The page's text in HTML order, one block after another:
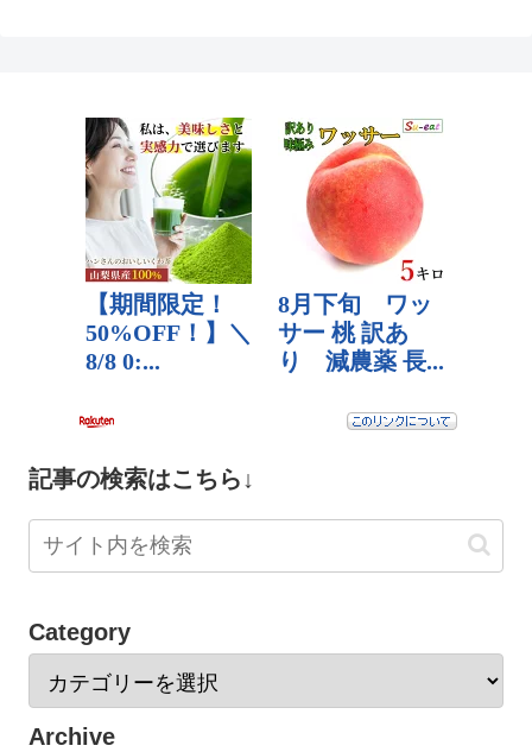
記事の検索はこちら↓
Category
Archive